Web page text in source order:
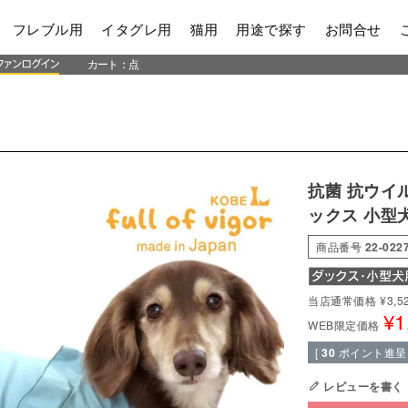
フレブル用 イタグレ用 猫用 用途で探す お問合せ
カート： 点
抗菌 抗ウイ
ックス 小型
商品番号 22-
当店通常価格 ¥
WEB限定価格 ¥
[ 30 ポイント進
レビューを書く